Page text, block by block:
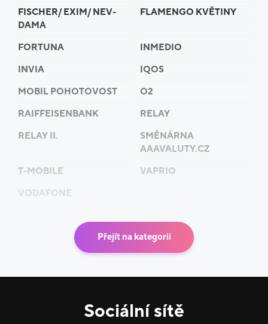
FISCHER/ EXIM/ NEV-
DAMA
FLAMENGO KVĚTINY
FORTUNA
INMEDIO
INVIA
IQOS
MOBIL POHOTOVOST
O2
RAIFFEISENBANK
RELAY
RELAY II.
SMĚNÁRNA
AAAVALUTY.CZ
T-MOBILE
VAPRIO
VODAFONE
Přejít na kategorii
Sociální sítě